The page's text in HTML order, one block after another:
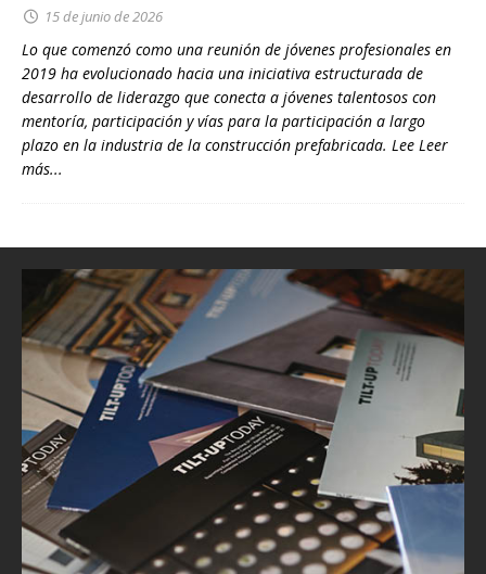
15 de junio de 2026
Lo que comenzó como una reunión de jóvenes profesionales en
2019 ha evolucionado hacia una iniciativa estructurada de
desarrollo de liderazgo que conecta a jóvenes talentosos con
mentoría, participación y vías para la participación a largo
plazo en la industria de la construcción prefabricada. Lee Leer
más...